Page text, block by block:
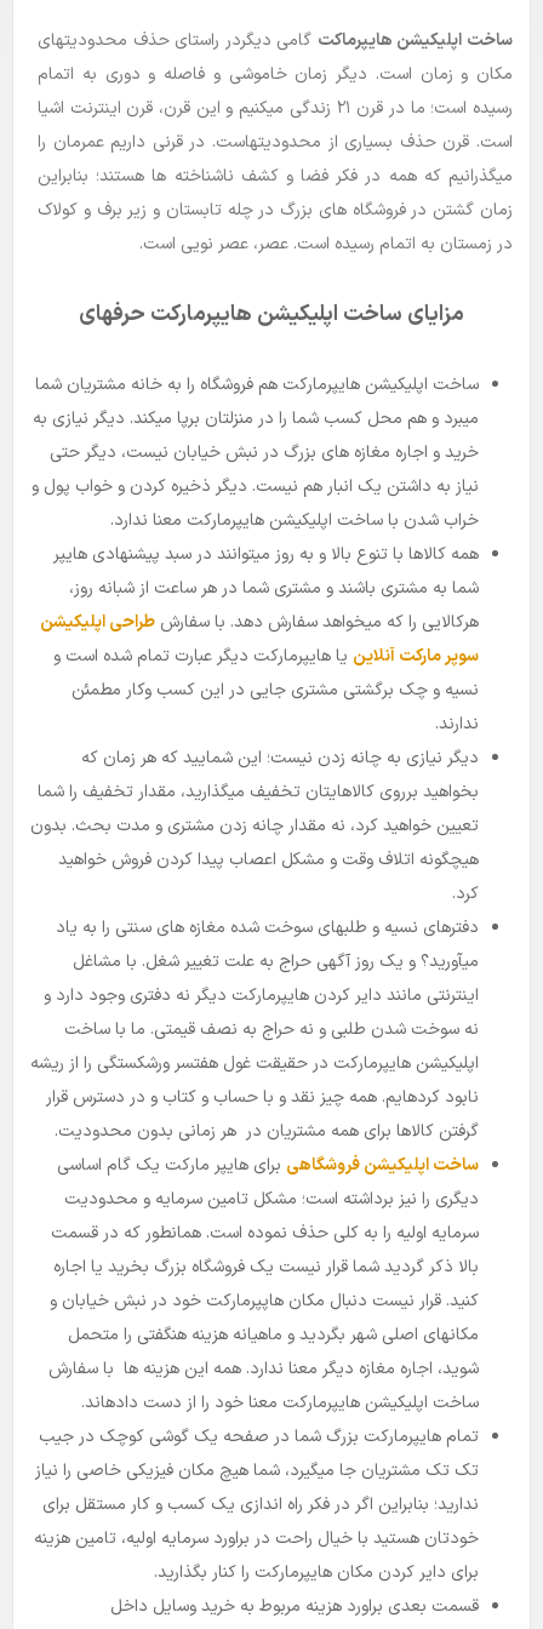
بلاگ
راهنما
ساخت اپلیکیشن هایپرماکت گامی دیگردر راستای حذف محدودیتهای
مکان و زمان است. دیگر زمان خاموشی و فاصله و دوری به اتمام
رسیده است؛ ما در قرن ۲۱ زندگی میکنیم و این قرن، قرن اینترنت اشیا
است. قرن حذف بسیاری از محدودیتهاست. در قرنی داریم عمرمان را
میگذرانیم که همه در فکر فضا و کشف ناشناخته­ ها هستند؛ بنابراین
زمان گشتن در فروشگاه ­های بزرگ در چله تابستان و زیر برف و کولاک
در زمستان به اتمام رسیده است. عصر، عصر نویی است.
مزایای ساخت اپلیکیشن هایپرمارکت حرفه­ای
ساخت اپلیکیشن هایپرمارکت هم فروشگاه را به خانه مشتریان شما
میبرد و هم محل کسب شما را در منزلتان برپا میکند. دیگر نیازی به
خرید و اجاره مغازه­ های بزرگ در نبش خیابان نیست، دیگر حتی
نیاز به داشتن یک انبار هم نیست. دیگر ذخیره کردن و خواب پول و
خراب شدن با ساخت اپلیکیشن هایپرمارکت معنا ندارد.
همه کالاها با تنوع بالا و به­ روز میتوانند در سبد پیشنهادی هایپر
شما به مشتری باشند و مشتری شما در هر ساعت از شبانه ­روز،
هرکالایی را که میخواهد سفارش دهد. با سفارش طراحی اپلیکیشن
سوپر مارکت آنلاین یا هایپرمارکت دیگر عبارت تمام شده است و
نسیه و چک برگشتی مشتری جایی در این کسب وکار مطمئن
ندارند.
دیگر نیازی به چانه زدن نیست؛ این شمایید که هر زمان که
بخواهید برروی کالاهایتان تخفیف میگذارید، مقدار تخفیف را شما
تعیین خواهید کرد، نه مقدار چانه زدن مشتری و مدت بحث. بدون
هیچگونه اتلاف وقت و مشکل اعصاب پیدا کردن فروش خواهید
کرد.
دفترهای نسیه و طلبهای سوخت شده مغازه­ های سنتی را به یاد
می­آورید؟ و یک روز آگهی حراج به علت تغییر شغل. با مشاغل
اینترنتی مانند دایر کردن هایپرمارکت دیگر نه دفتری وجود دارد و
نه سوخت شدن طلبی و نه حراج به نصف قیمتی. ما با ساخت
اپلیکیشن هایپرمارکت در حقیقت غول هفتسر ورشکستگی را از ریشه
نابود کرده­ایم. همه چیز نقد و با حساب و کتاب و در دسترس قرار
گرفتن کالاها برای همه مشتریان در هر زمانی بدون محدودیت.
ساخت اپلیکیشن فروشگاهی برای هایپر مارکت یک گام اساسی
دیگری را نیز برداشته است؛ مشکل تامین سرمایه و محدودیت
سرمایه اولیه را به کلی حذف نموده است. همانطور که در قسمت
بالا ذکر گردید شما قرار نیست یک فروشگاه بزرگ بخرید یا اجاره
کنید. قرار نیست دنبال مکان هاپپرمارکت خود در نبش خیابان و
مکانهای اصلی شهر بگردید و ماهیانه هزینه هنگفتی را متحمل
شوید، اجاره مغازه دیگر معنا ندارد. همه این هزینه­ ها با سفارش
ساخت اپلیکیشن هایپرمارکت معنا خود را از دست داده­اند.
تمام هایپرمارکت بزرگ شما در صفحه یک گوشی کوچک در جیب
تک تک مشتریان جا میگیرد، شما هیچ مکان فیزیکی خاصی را نیاز
ندارید؛ بنابراین اگر در فکر راه­ اندازی یک کسب و کار مستقل برای
خودتان هستید با خیال راحت در براورد سرمایه اولیه، تامین هزینه
برای دایر کردن مکان هایپرمارکت را کنار بگذارید.
قسمت بعدی براورد هزینه مربوط به خرید وسایل داخل